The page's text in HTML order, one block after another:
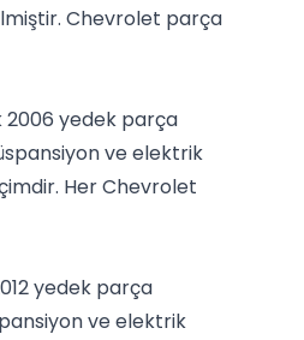
Chevrolet parça
yedek parça
ve elektrik
Her Chevrolet
yedek parça
ve elektrik